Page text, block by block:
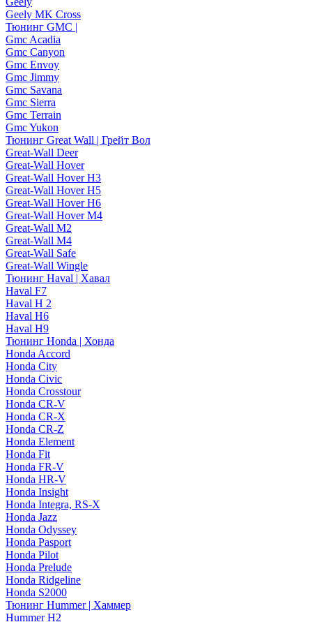
Geely MK Cross
Тюнинг GMC |
Gmc Acadia
Gmc Canyon
Gmc Envoy
Gmc Jimmy
Gmc Savana
Gmc Sierra
Gmc Terrain
Gmc Yukon
Тюнинг Great Wall | Грейт Вол
Great-Wall Deer
Great-Wall Hover
Great-Wall Hover H3
Great-Wall Hover H5
Great-Wall Hover H6
Great-Wall Hover M4
Great-Wall M2
Great-Wall M4
Great-Wall Safe
Great-Wall Wingle
Тюнинг Haval | Хавал
Haval F7
Haval H 2
Haval H6
Haval H9
Тюнинг Honda | Хонда
Honda Accord
Honda City
Honda Civic
Honda Crosstour
Honda CR-V
Honda CR-X
Honda CR-Z
Honda Element
Honda Fit
Honda FR-V
Honda HR-V
Honda Insight
Honda Integra, RS-X
Honda Jazz
Honda Odyssey
Honda Pasport
Honda Pilot
Honda Prelude
Honda Ridgeline
Honda S2000
Тюнинг Hummer | Хаммер
Hummer H2